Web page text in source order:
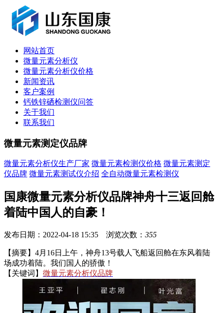
网站首页
微量元素分析仪
微量元素分析仪价格
新闻资讯
客户案例
钙铁锌硒检测仪问答
关于我们
联系我们
微量元素测定仪品牌
微量元素分析仪生产厂家 微量元素检测仪价格 微量元素测定
仪品牌 微量元素测试仪介绍 全自动微量元素检测仪
国康微量元素分析仪品牌神舟十三返回舱
着陆中国人的自豪！
发布日期：2022-04-18 15:35 浏览次数： 355
【摘要】 4月16日上午，神舟13号载人飞船返回舱在东风着陆
场成功着陆。我们国人的骄傲！
【关键词】 微量元素分析仪品牌